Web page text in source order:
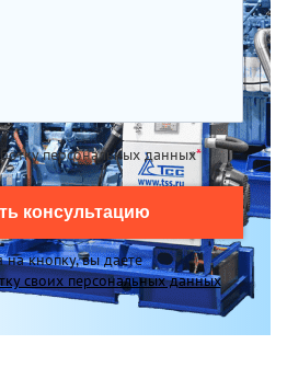
персональных данных*
консультацию
кнопку, вы даете
своих персональных данных